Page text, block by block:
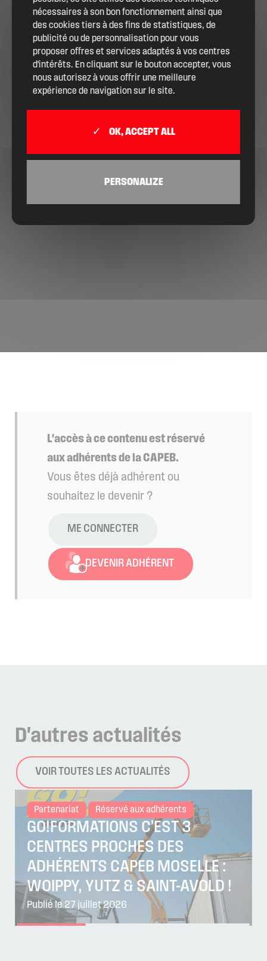
L'accès à ce contenu est réservé
aux adhérents de la CAPEB.
Vous êtes déjà adhérent ou
souhaitez le devenir ?
ME CONNECTER
DEVENIR ADHÉRENT
D'autres actualités
VOIR TOUTES LES ACTUALITÉS
Partenariat Réservé aux adhérents
GO!FORMATIONS C’EST 3
CENTRES PROCHES DES
ADHÉRENTS CAPEB MOSELLE :
WOIPPY, YUTZ & SAINT-AVOLD !
Publié le 27 juillet 2026
nécessaires à son bon fonctionnement ainsi que
des cookies tiers à des fins de statistiques, de
publicité ou de personnalisation pour vous
proposer offres et services adaptés à vos centres
d'intérêts. En cliquant sur le bouton accepter, vous
nous autorisez à vous offrir une meilleure
expérience de navigation sur le site.
OK, ACCEPT ALL
PERSONALIZE